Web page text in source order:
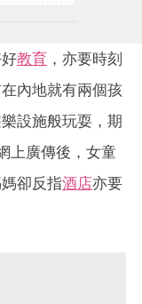
教育 ，亦要時刻
內地就有兩個孩
設施般玩耍，期
上廣傳後，女童
卻反指酒店亦要